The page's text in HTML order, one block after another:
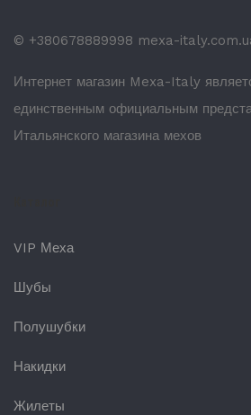
© +380678889998 mexa-
Интернет магазин Mexa-Italy
единственным официальным
Итальянского магазина мехов
VIP Меха
Шубы
Полушубки
Накидки
Жилеты